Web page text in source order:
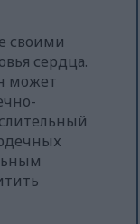
своими
сердца.
может